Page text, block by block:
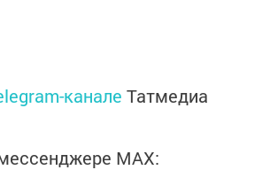
канале Татмедиа
MАХ: